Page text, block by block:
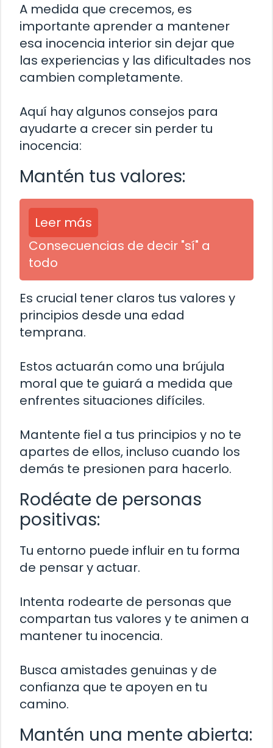
A medida que crecemos, es
importante aprender a mantener
esa inocencia interior sin dejar que
las experiencias y las dificultades nos
cambien completamente.
Aquí hay algunos consejos para
ayudarte a crecer sin perder tu
inocencia:
Mantén tus valores:
Leer más
Consecuencias de decir "sí" a
todo
Es crucial tener claros tus valores y
principios desde una edad
temprana.
Estos actuarán como una brújula
moral que te guiará a medida que
enfrentes situaciones difíciles.
Mantente fiel a tus principios y no te
apartes de ellos, incluso cuando los
demás te presionen para hacerlo.
Rodéate de personas
positivas:
Tu entorno puede influir en tu forma
de pensar y actuar.
Intenta rodearte de personas que
compartan tus valores y te animen a
mantener tu inocencia.
Busca amistades genuinas y de
confianza que te apoyen en tu
camino.
Mantén una mente abierta: